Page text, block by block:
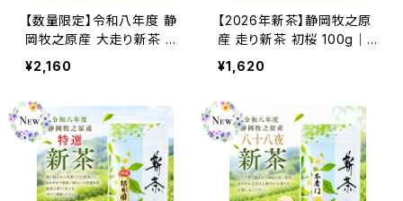
【数量限定】令和八年度 静
岡牧之原産 大走り新茶 葉
仙 100g｜一番茶より早い
希少な新茶｜2026年新茶
¥2,160
【2026年新茶】静岡牧之原
産 走り新茶 初桜 100g｜
爽やかな香りとやさしい旨
¥1,620